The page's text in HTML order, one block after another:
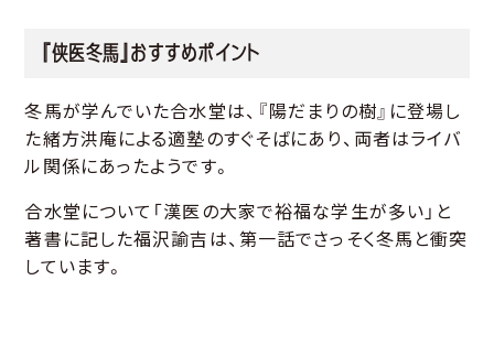
『侠医冬馬』おすすめポイント
冬馬が学んでいた合水堂は、『陽だまりの樹』に登場し
た緒方洪庵による適塾のすぐそばにあり、両者はライバ
ル関係にあったようです。
合水堂について「漢医の大家で裕福な学生が多い」と
著書に記した福沢諭吉は、第一話でさっそく冬馬と衝突
しています。